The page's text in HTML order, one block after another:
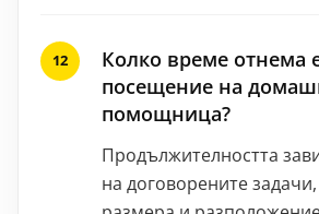
Колко време отнема
посещение на
помощница?
Продължителността
на договорените